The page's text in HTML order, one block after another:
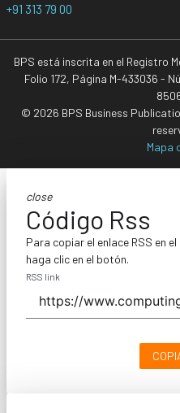
+91 313 79 00
BPS está inscrita en el Registro
Folio 172, Página M-433036 -
© 2026 BPS Business
Mapa
close
Código Rss
Para copiar el enlace RSS en
haga clic en el botón.
RSS link